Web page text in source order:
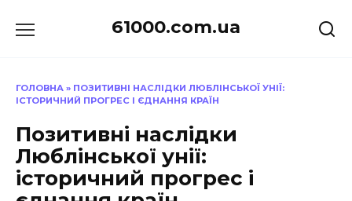
до
61000.com.ua
ГОЛОВНА » ПОЗИТИВНІ НАСЛІДКИ ЛЮБЛІНСЬКОЇ УНІЇ:
ІСТОРИЧНИЙ ПРОГРЕС І ЄДНАННЯ КРАЇН
Позитивні наслідки
Люблінської унії:
історичний прогрес і